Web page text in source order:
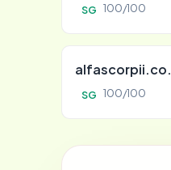
SG 100/100
SG 100/100